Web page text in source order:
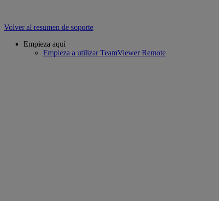
Volver al resumen de soporte
Empieza aquí
Empieza a utilizar TeamViewer Remote